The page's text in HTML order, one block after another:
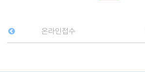
온라인접수